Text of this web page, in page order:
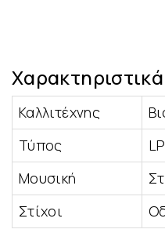
Χαρακτηριστικά
Καλλιτέχνης
Τύπος
LP
Μουσική
Στίχοι